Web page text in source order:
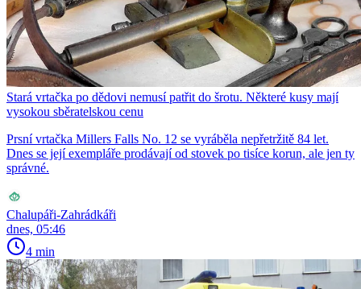
Stará vrtačka po dědovi nemusí patřit do šrotu. Některé kusy mají
vysokou sběratelskou cenu
Prsní vrtačka Millers Falls No. 12 se vyráběla nepřetržitě 84 let.
Dnes se její exempláře prodávají od stovek po tisíce korun, ale jen ty
správné.
Chalupáři-Zahrádkáři
dnes, 05:46
4 min